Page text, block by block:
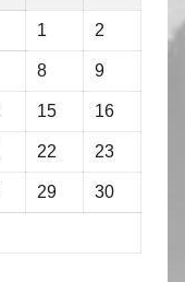
1 2
8 9
15 16
22 23
29 30